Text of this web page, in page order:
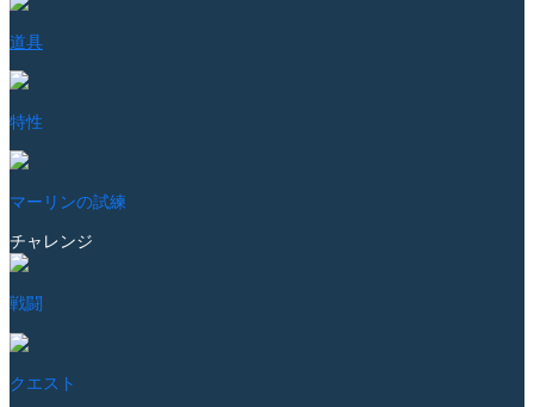
道具
特性
マーリンの試練
チャレンジ
戦闘
クエスト